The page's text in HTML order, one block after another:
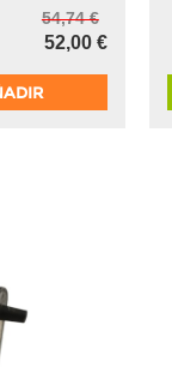
54,74 €
52,00 €